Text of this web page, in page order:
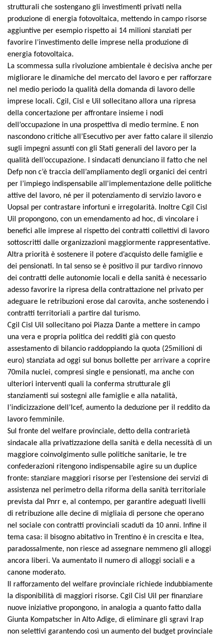
strutturali che sostengano gli investimenti privati nella
produzione di energia fotovoltaica, mettendo in campo risorse
aggiuntive per esempio rispetto ai 14 milioni stanziati per
favorire l’investimento delle imprese nella produzione di
energia fotovoltaica.
La scommessa sulla rivoluzione ambientale è decisiva anche per
migliorare le dinamiche del mercato del lavoro e per rafforzare
nel medio periodo la qualità della domanda di lavoro delle
imprese locali. Cgil, Cisl e Uil sollecitano allora una ripresa
della concertazione per affrontare insieme i nodi
dell’occupazione in una prospettiva di medio termine. E non
nascondono critiche all’Esecutivo per aver fatto calare il silenzio
sugli impegni assunti con gli Stati generali del lavoro per la
qualità dell’occupazione. I sindacati denunciano il fatto che nel
Defp non c’è traccia dell’ampliamento degli organici dei centri
per l’impiego indispensabile all'implementazione delle politiche
attive del lavoro, né per il potenziamento di servizio lavoro e
Uopsal per contrastare infortuni e irregolarità. Inoltre Cgil Cisl
Uil propongono, con un emendamento ad hoc, di vincolare i
benefici alle imprese al rispetto dei contratti collettivi di lavoro
sottoscritti dalle organizzazioni maggiormente rappresentative.
Altra priorità è sostenere il potere d’acquisto delle famiglie e
dei pensionati. In tal senso se è positivo il pur tardivo rinnovo
dei contratti delle autonomie locali e della sanità è necessario
adesso favorire la ripresa della contrattazione nel privato per
adeguare le retribuzioni erose dal carovita, anche sostenendo i
contratti territoriali a partire dal turismo.
Cgil Cisl Uil sollecitano poi Piazza Dante a mettere in campo
una vera e propria politica dei redditi già con questo
assestamento di bilancio raddoppiando la quota (25milioni di
euro) stanziata ad oggi sul bonus bollette per arrivare a coprire
70mila nuclei, compresi single e pensionati, ma anche con
ulteriori interventi quali la conferma strutturale gli
stanziamenti sui sostegni alle famiglie e alla natalità,
l’indicizzazione dell’Icef, aumento la deduzione per il reddito da
lavoro femminile.
Sul fronte del welfare provinciale, detto della contrarietà
sindacale alla privatizzazione della sanità e della necessità di un
maggiore coinvolgimento sulle politiche sanitarie, le tre
confederazioni ritengono indispensabile agire su un duplice
fronte: stanziare maggiori risorse per l’estensione dei servizi di
assistenza nel perimetro della riforma della sanità territoriale
prevista dal Pnrr e, al contempo, per garantire adeguati livelli
di retribuzione alle decine di migliaia di persone che operano
nel sociale con contratti provinciali scaduti da 10 anni. Infine il
tema casa: il bisogno abitativo in Trentino è in crescita e Itea,
paradossalmente, non riesce ad assegnare nemmeno gli alloggi
ancora liberi. Va aumentato il numero di alloggi sociali e a
canone moderato.
Il rafforzamento del welfare provinciale richiede indubbiamente
la disponibilità di maggiori risorse. Cgil Cisl Uil per finanziare
nuove iniziative propongono, in analogia a quanto fatto dalla
Giunta Kompatscher in Alto Adige, di eliminare gli sgravi Irap
non selettivi garantendo così un aumento del budget provinciale